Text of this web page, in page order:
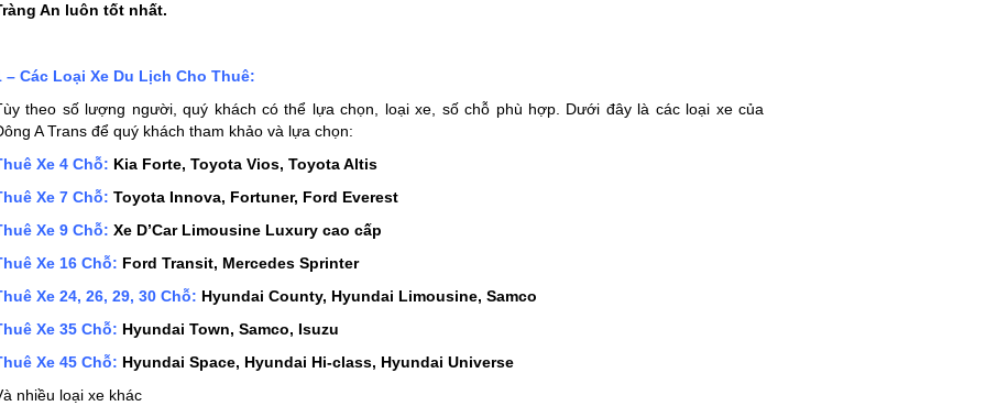
An luôn tốt nhất.
– Các Loại Xe Du Lịch Cho Thuê:
theo số lượng người, quý khách có thể lựa chọn, loại xe, số chỗ phù hợp. Dưới đây là các loại xe của
A Trans để quý khách tham khảo và lựa chọn:
Xe 4 Chỗ: Kia Forte, Toyota Vios, Toyota Altis
Xe 7 Chỗ: Toyota Innova, Fortuner, Ford Everest
Xe 9 Chỗ: Xe D’Car Limousine Luxury cao cấp
Xe 16 Chỗ: Ford Transit, Mercedes Sprinter
Xe 24, 26, 29, 30 Chỗ: Hyundai County, Hyundai Limousine, Samco
Xe 35 Chỗ: Hyundai Town, Samco, Isuzu
Xe 45 Chỗ: Hyundai Space, Hyundai Hi-class, Hyundai Universe
nhiều loại xe khác